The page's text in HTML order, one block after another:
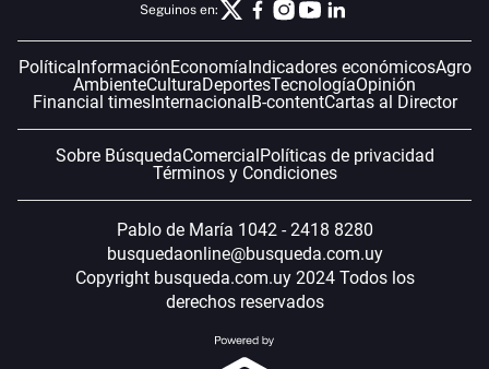
Seguinos en:
PolíticaInformaciónEconomíaIndicadores económicosAgro
AmbienteCulturaDeportesTecnologíaOpinión
Financial timesInternacionalB-contentCartas al Director
Sobre BúsquedaComercialPolíticas de privacidad
Términos y Condiciones
Pablo de María 1042 - 2418 8280
busquedaonline@busqueda.com.uy
Copyright busqueda.com.uy 2024 Todos los
derechos reservados